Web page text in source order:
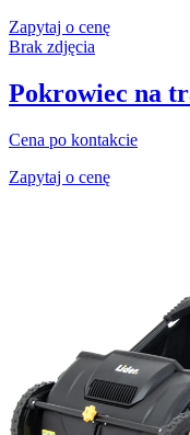
Zapytaj o cenę
Brak zdjęcia
Pokrowiec na
Cena po kontakcie
Zapytaj o cenę